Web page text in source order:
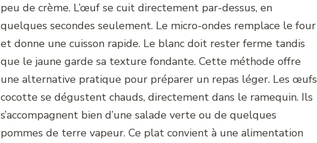
peu de crème. L’œuf se cuit directement par-dessus, en
quelques secondes seulement. Le micro-ondes remplace le four
et donne une cuisson rapide. Le blanc doit rester ferme tandis
que le jaune garde sa texture fondante. Cette méthode offre
une alternative pratique pour préparer un repas léger. Les œufs
cocotte se dégustent chauds, directement dans le ramequin. Ils
s’accompagnent bien d’une salade verte ou de quelques
pommes de terre vapeur. Ce plat convient à une alimentation